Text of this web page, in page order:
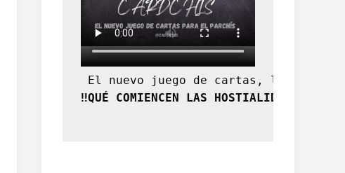
El nuevo juego de cartas, la
‼️QUÉ COMIENCEN LAS HOSTIALIDADES‼️